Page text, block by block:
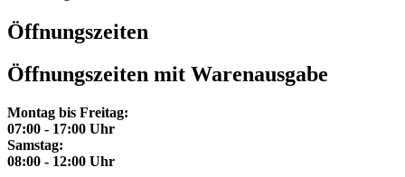
Öffnungszeiten
Öffnungszeiten mit Warenausgabe
Montag bis Freitag:
07:00 - 17:00 Uhr
Samstag:
08:00 - 12:00 Uhr